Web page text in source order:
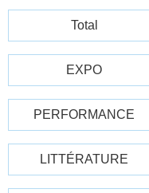
Total
EXPO
PERFORMANCE
LITTÉRATURE